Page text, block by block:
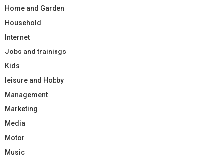
Home and Garden
Household
Internet
Jobs and trainings
Kids
leisure and Hobby
Management
Marketing
Media
Motor
Music